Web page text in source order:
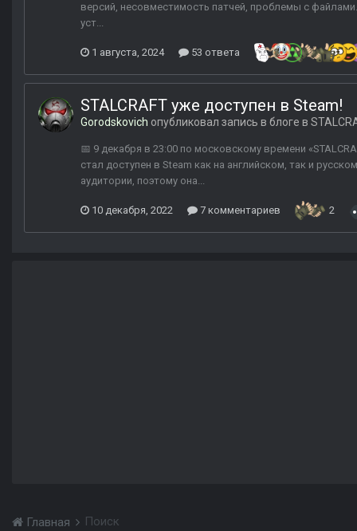
версий, несовместимость патчей, проблемы с
уст...
1 августа, 2024 53 ответа
STALCRAFT уже доступен в Steam!
Gorodskovich опубликовал запись в блоге в
📅 9 декабря в 23:00 по московскому времени
стал доступен в Steam как на английском, так и
аудитории, поэтому она...
10 декабря, 2022 7 комментариев 2
Главная Поиск